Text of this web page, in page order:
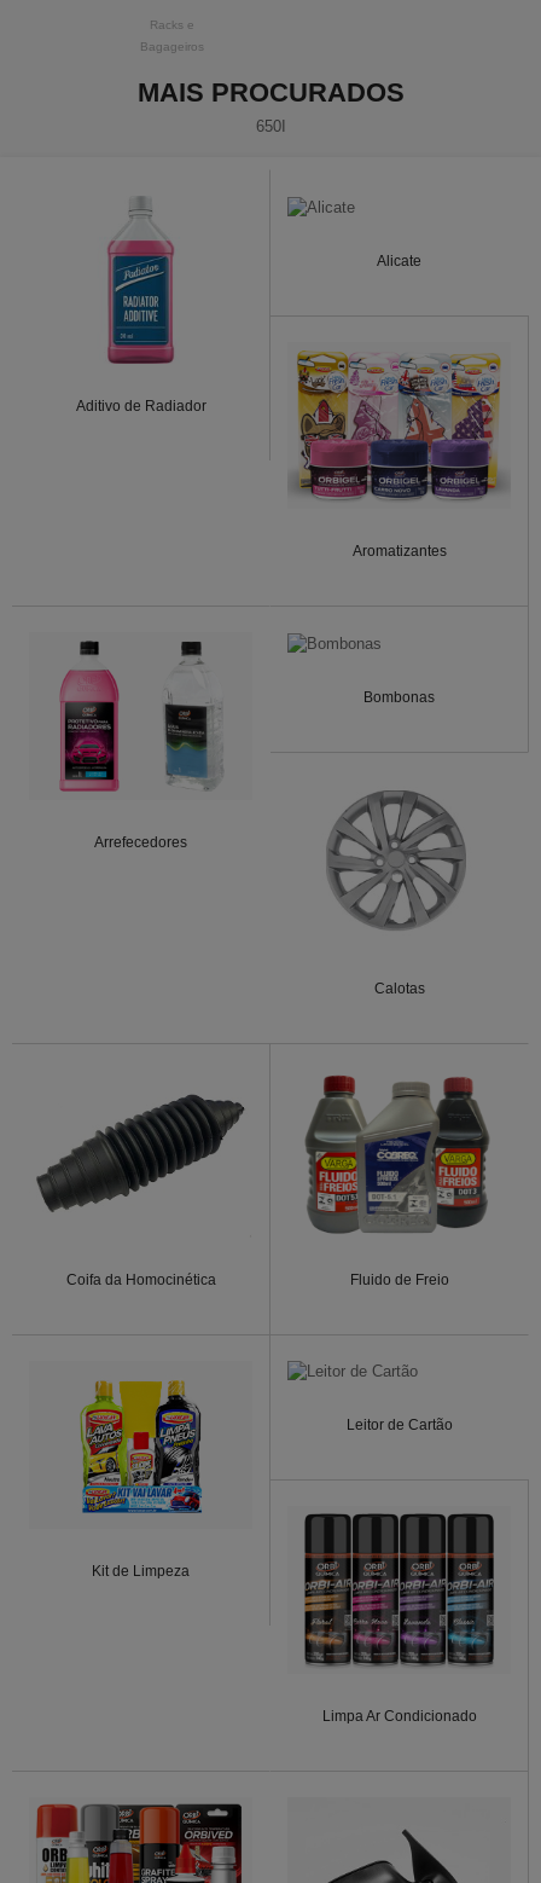
Racks e
Bagageiros
MAIS PROCURADOS
650I
Aditivo de Radiador
Alicate
Aromatizantes
Arrefecedores
Bombonas
Calotas
Coifa da Homocinética Fluido de Freio
Kit de Limpeza
Leitor de Cartão
Limpa Ar Condicionado